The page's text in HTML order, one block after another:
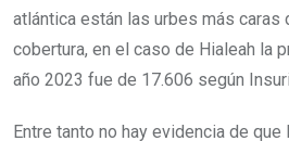
atlántica están las urbes más caras
cobertura, en el caso de Hialeah la
año 2023 fue de 17.606 según
Entre tanto no hay evidencia de